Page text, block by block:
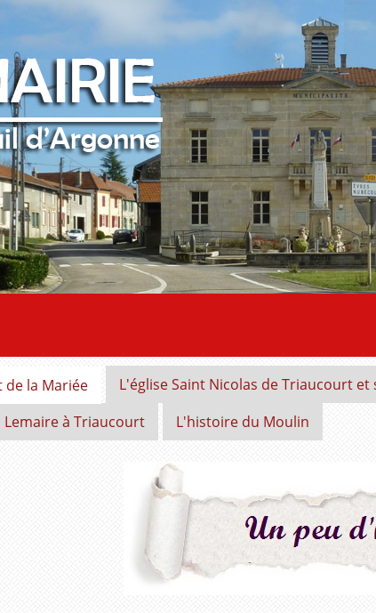
de la Mariée L'église Saint Nicolas de Triaucourt
à Triaucourt
L'histoire du Moulin